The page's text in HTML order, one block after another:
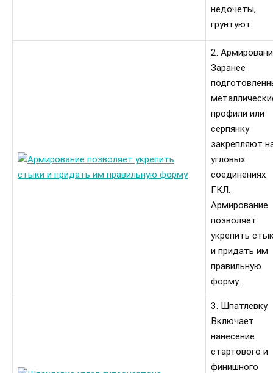
недочеты,
грунтуют.
2.
Заранее
профили или
серпянку
закрепляют
угловых
соединениях
ГКЛ.
Армирование
позволяет
укрепить
и придать им
правильную
форму.
3. Шпатлевку.
Включает
нанесение
стартового и
финишного